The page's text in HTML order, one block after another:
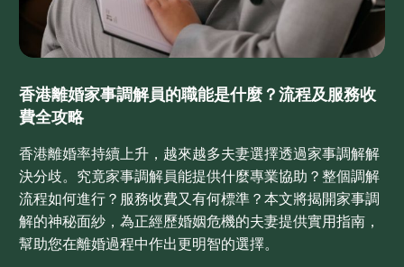
香港離婚家事調解員的職能是什麼？流程及服務收
費全攻略
香港離婚率持續上升，越來越多夫妻選擇透過家事調解解
決分歧。究竟家事調解員能提供什麼專業協助？整個調解
流程如何進行？服務收費又有何標準？本文將揭開家事調
解的神秘面紗，為正經歷婚姻危機的夫妻提供實用指南，
幫助您在離婚過程中作出更明智的選擇。